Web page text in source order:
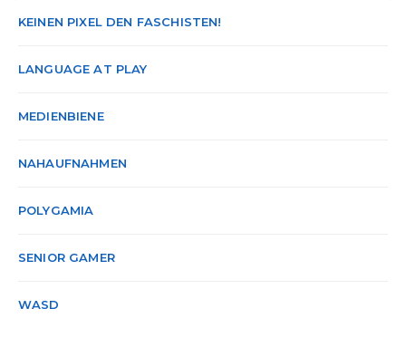
KEINEN PIXEL DEN FASCHISTEN!
LANGUAGE AT PLAY
MEDIENBIENE
NAHAUFNAHMEN
POLYGAMIA
SENIOR GAMER
WASD